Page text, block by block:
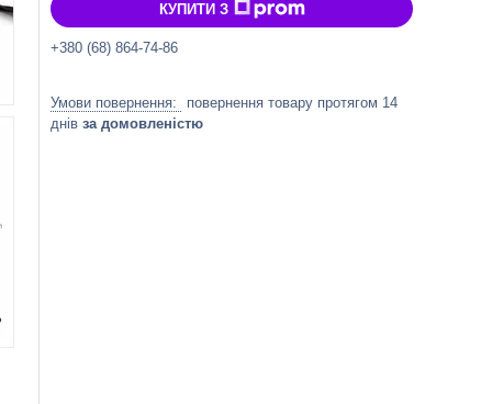
КУПИТИ З
+380 (68) 864-74-86
повернення товару протягом 14
днів за домовленістю